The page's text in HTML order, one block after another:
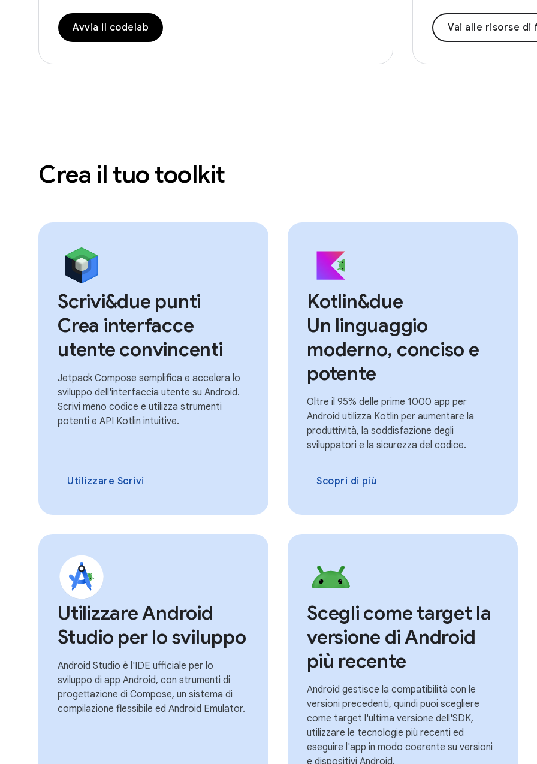
Avvia il codelab Vai alle risorse di
Crea il tuo toolkit
Scrivi&due punti
Crea interfacce
utente convincenti
Jetpack Compose semplifica e accelera lo
sviluppo dell'interfaccia utente su Android.
Scrivi meno codice e utilizza strumenti
potenti e API Kotlin intuitive.
Utilizzare Scrivi
Kotlin&due
Un linguaggio
moderno, conciso e
potente
Oltre il 95% delle prime 1000 app per
Android utilizza Kotlin per aumentare la
produttività, la soddisfazione degli
sviluppatori e la sicurezza del codice.
Scopri di più
Utilizzare Android
Studio per lo sviluppo
Android Studio è l'IDE ufficiale per lo
sviluppo di app Android, con strumenti di
progettazione di Compose, un sistema di
compilazione flessibile ed Android Emulator.
Scegli come target la
versione di Android
più recente
Android gestisce la compatibilità con le
versioni precedenti, quindi puoi scegliere
come target l'ultima versione dell'SDK,
utilizzare le tecnologie più recenti ed
eseguire l'app in modo coerente su versioni